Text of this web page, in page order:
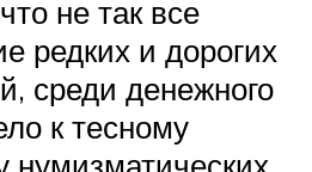
не так все
редких и дорогих
среди денежного
к тесному